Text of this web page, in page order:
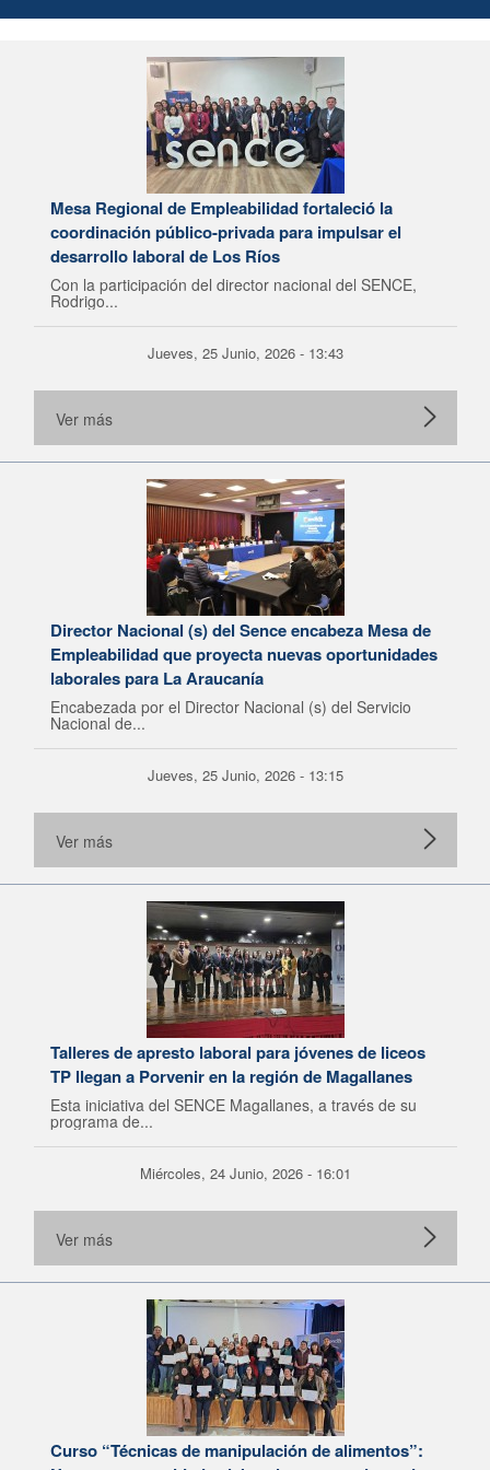
Mesa Regional de Empleabilidad fortaleció la
coordinación público-privada para impulsar el
desarrollo laboral de Los Ríos
Con la participación del director nacional del SENCE,
Rodrigo...
Jueves, 25 Junio, 2026 - 13:43
Ver más
Director Nacional (s) del Sence encabeza Mesa de
Empleabilidad que proyecta nuevas oportunidades
laborales para La Araucanía
Encabezada por el Director Nacional (s) del Servicio
Nacional de...
Jueves, 25 Junio, 2026 - 13:15
Ver más
Talleres de apresto laboral para jóvenes de liceos
TP llegan a Porvenir en la región de Magallanes
Esta iniciativa del SENCE Magallanes, a través de su
programa de...
Miércoles, 24 Junio, 2026 - 16:01
Ver más
Curso “Técnicas de manipulación de alimentos”: